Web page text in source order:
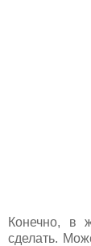
Конечно, в
сделать.